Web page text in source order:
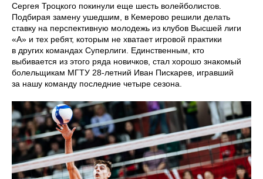
Сергея Троцкого покинули еще шесть волейболистов.
Подбирая замену ушедшим, в Кемерово решили делать
ставку на перспективную молодежь из клубов Высшей лиги
«А» и тех ребят, которым не хватает игровой практики
в других командах Суперлиги. Единственным, кто
выбивается из этого ряда новичков, стал хорошо знакомый
болельщикам МГТУ 28-летний Иван Пискарев, игравший
за нашу команду последние четыре сезона.